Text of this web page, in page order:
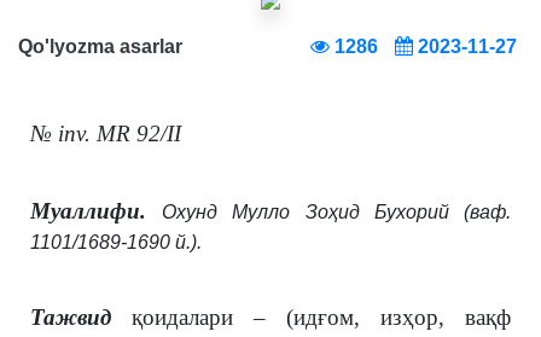
Qo'lyozma asarlar 1286 2023-11-27
№ inv. MR 92/II
Муаллифи.
Охунд Мулло Зоҳид Бухорий (ваф.
1101/1689-1690 й.).
Тажвид қоидалари – (идғом, изҳор, вақф